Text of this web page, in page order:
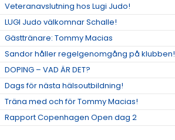
Veteranavslutning hos Lugi Judo!
LUGI Judo välkomnar Schalle!
Gästtränare: Tommy Macias
Sandor håller regelgenomgång på klubben!
DOPING – VAD ÄR DET?
Dags för nästa hälsoutbildning!
Träna med och för Tommy Macias!
Rapport Copenhagen Open dag 2